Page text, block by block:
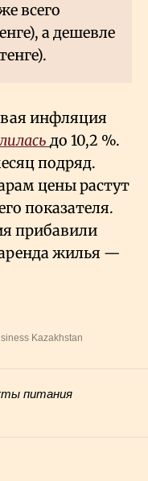
всего
а дешевле
инфляция
до 10,2 %.
подряд.
цены растут
показателя.
прибавили
жилья —
Kazakhstan
питания